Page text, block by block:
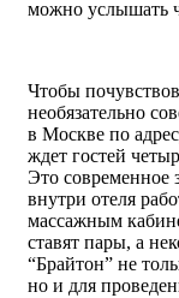
можно услышать
Чтобы
необязательно
в Москве по
ждет гостей
Это современное
внутри отеля
массажным
ставят пары, а
“Брайтон” не
но и для